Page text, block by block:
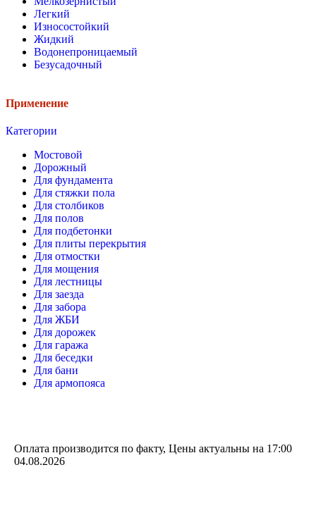
Легкий
Износостойкий
Жидкий
Водонепроницаемый
Безусадочный
Применение
Категории
Мостовой
Дорожный
Для фундамента
Для стяжки пола
Для столбиков
Для полов
Для подбетонки
Для плиты перекрытия
Для отмостки
Для мощения
Для лестницы
Для заезда
Для забора
Для ЖБИ
Для дорожек
Для гаража
Для беседки
Для бани
Для армопояса
Оплата производится по факту, Цены актуальны на 17:00
04.08.2026